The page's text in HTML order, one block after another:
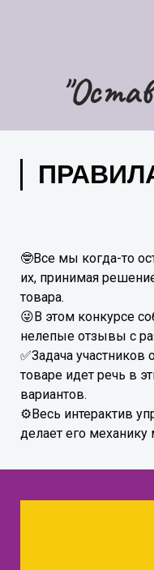
🤓Все мы когда-то
их, принимая
товара.
😜В этом конкурсе
нелепые отзывы с
✅Задача участников
товаре идет речь в
вариантов.
⚙Весь интерактив
делает его